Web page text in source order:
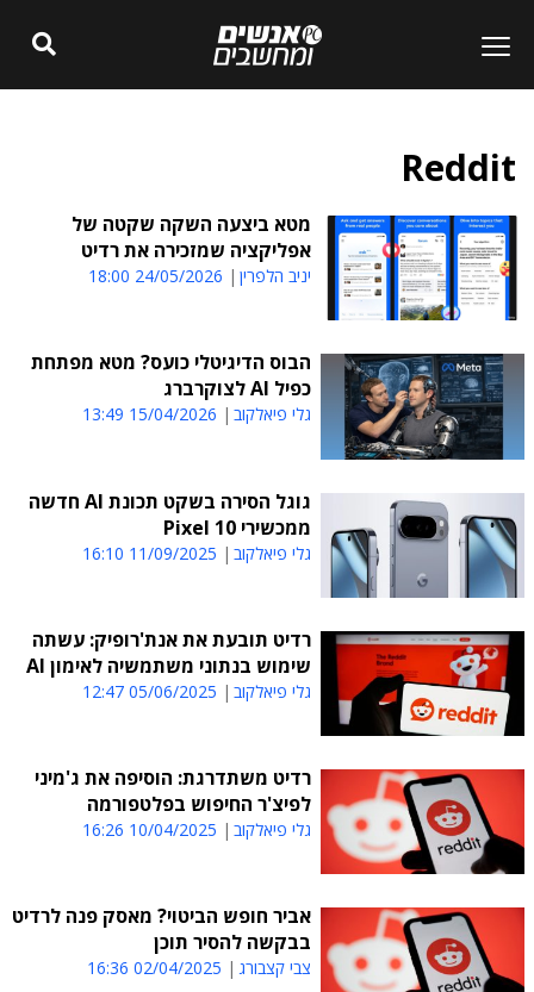
Reddit
מטא ביצעה השקה שקטה של
אפליקציה שמזכירה את רדיט
יניב הלפרין 24/05/2026 18:00
הבוס הדיגיטלי כועס? מטא מפתחת
כפיל AI לצוקרברג
גלי פיאלקוב 15/04/2026 13:49
גוגל הסירה בשקט תכונת AI חדשה
ממכשירי Pixel 10
גלי פיאלקוב 11/09/2025 16:10
רדיט תובעת את אנת'רופיק: עשתה
שימוש בנתוני משתמשיה לאימון AI
גלי פיאלקוב 05/06/2025 12:47
רדיט משתדרגת: הוסיפה את ג'מיני
לפיצ'ר החיפוש בפלטפורמה
גלי פיאלקוב 10/04/2025 16:26
אביר חופש הביטוי? מאסק פנה לרדיט
בבקשה להסיר תוכן
צבי קצבורג 02/04/2025 16:36